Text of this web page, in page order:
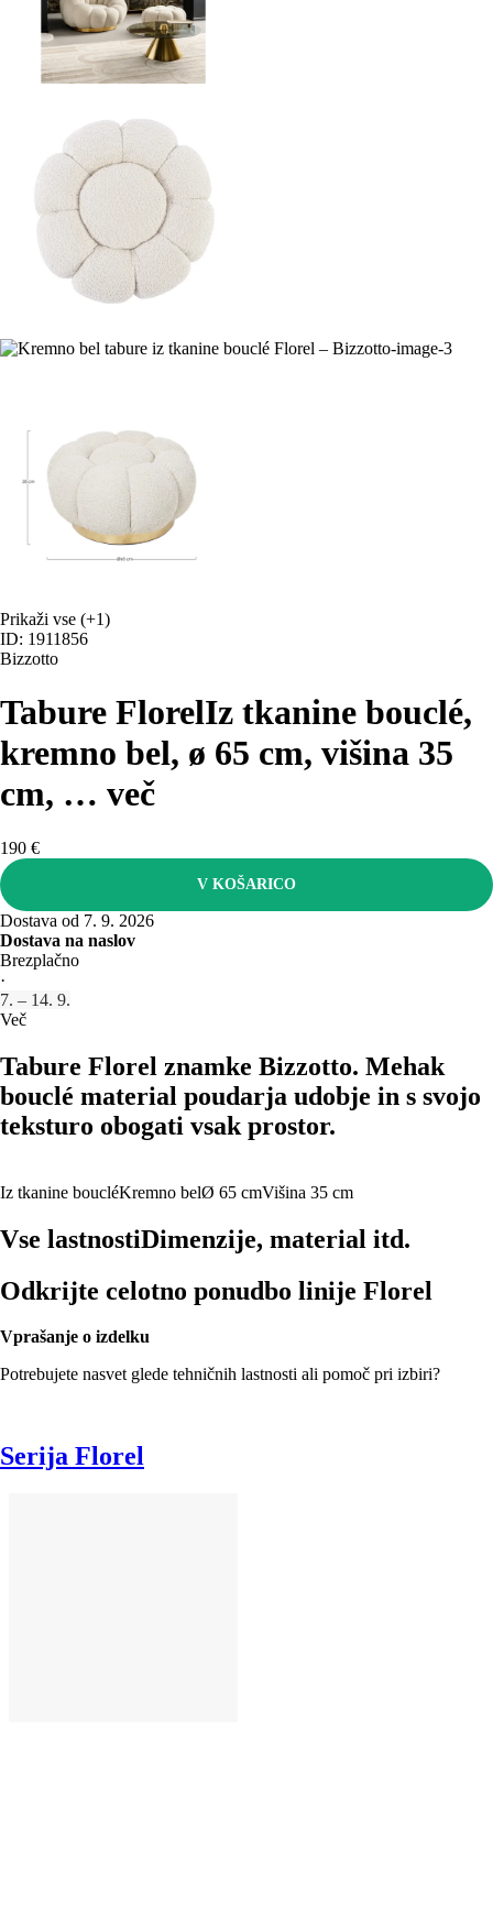
Prikaži vse (+1)
ID: 1911856
Bizzotto
Tabure FlorelIz tkanine bouclé,
kremno bel, ø 65 cm, višina 35
cm, … več
190 €
V KOŠARICO
Dostava od 7. 9. 2026
Dostava na naslov
Brezplačno
·
7. – 14. 9.
Več
Tabure Florel znamke Bizzotto. Mehak
bouclé material poudarja udobje in s svojo
teksturo obogati vsak prostor.
Iz tkanine boucléKremno belØ 65 cmVišina 35 cm
Vse lastnostiDimenzije, material itd.
Odkrijte celotno ponudbo linije Florel
Vprašanje o izdelku
Potrebujete nasvet glede tehničnih lastnosti ali pomoč pri izbiri?
Serija Florel